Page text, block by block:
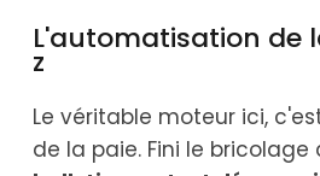
L'automatisation de
z
Le véritable moteur ici,
de la paie. Fini le bricolage